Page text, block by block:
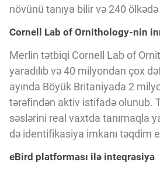
MƏXFİLİK SİYASƏTİ
Haqqımızda
Vizyoner Baxışı
Innovasiya Bələdçisi
növünü tanıya bilir və 240
Cornell Lab of Ornithology-nin
Merlin tətbiqi Cornell Lab of
yaradılıb və 40 milyondan çox
ayında Böyük Britaniyada 2
tərəfindən aktiv istifadə olunub.
səslərini real vaxtda tanımaqla
də identifikasiya imkanı təqdim
eBird platforması ilə inteqrasiya